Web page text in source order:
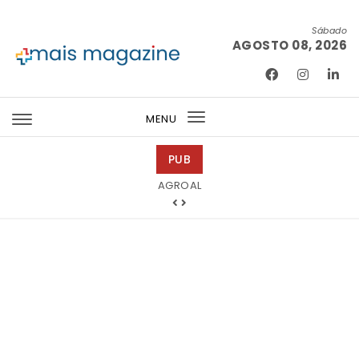
Sábado
AGOSTO 08, 2026
MENU
Toggle
PUB
Mondega Gourmet